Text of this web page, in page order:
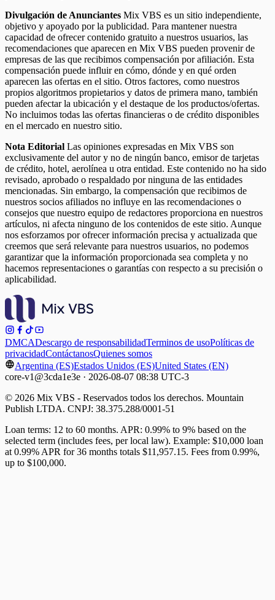
Divulgación de Anunciantes Mix VBS es un sitio independiente,
objetivo y apoyado por la publicidad. Para mantener nuestra
capacidad de ofrecer contenido gratuito a nuestros usuarios, las
recomendaciones que aparecen en Mix VBS pueden provenir de
empresas de las que recibimos compensación por afiliación. Esta
compensación puede influir en cómo, dónde y en qué orden
aparecen las ofertas en el sitio. Otros factores, como nuestros
propios algoritmos propietarios y datos de primera mano, también
pueden afectar la ubicación y el destaque de los productos/ofertas.
No incluimos todas las ofertas financieras o de crédito disponibles
en el mercado en nuestro sitio.
Nota Editorial Las opiniones expresadas en Mix VBS son
exclusivamente del autor y no de ningún banco, emisor de tarjetas
de crédito, hotel, aerolínea u otra entidad. Este contenido no ha sido
revisado, aprobado o respaldado por ninguna de las entidades
mencionadas. Sin embargo, la compensación que recibimos de
nuestros socios afiliados no influye en las recomendaciones o
consejos que nuestro equipo de redactores proporciona en nuestros
artículos, ni afecta ninguno de los contenidos de este sitio. Aunque
nos esforzamos por ofrecer información precisa y actualizada que
creemos que será relevante para nuestros usuarios, no podemos
garantizar que la información proporcionada sea completa y no
hacemos representaciones o garantías con respecto a su precisión o
aplicabilidad.
DMCADescargo de responsabilidadTerminos de usoPolíticas de
privacidadContáctanosQuienes somos
Argentina (ES)Estados Unidos (ES)United States (EN)
core-v1@3cda1e3e · 2026-08-07 08:38 UTC-3
© 2026 Mix VBS - Reservados todos los derechos. Mountain
Publish LTDA. CNPJ: 38.375.288/0001-51
Loan terms: 12 to 60 months. APR: 0.99% to 9% based on the
selected term (includes fees, per local law). Example: $10,000 loan
at 0.99% APR for 36 months totals $11,957.15. Fees from 0.99%,
up to $100,000.